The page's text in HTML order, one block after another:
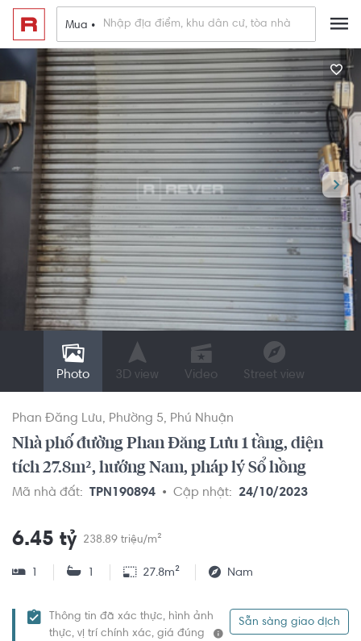
Mua •
Photo 3D view Video Street view
Phan Đăng Lưu Phường 5 Phú Nhuận
Nhà phố đường Phan Đăng Lưu 1 tầng, diện
tích 27.8m², hướng Nam, pháp lý Sổ hồng
Mã nhà đất: TPN190894 Cập nhật: 24/10/2023
6.45 tỷ 238.89 triệu/m²
1 1 27.8m² Nam
Thông tin đã xác thực, hình ảnh
thực, vị trí chính xác, giá đúng
Sẵn sàng giao dịch